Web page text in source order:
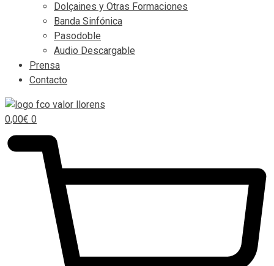
Dolçaines y Otras Formaciones
Banda Sinfónica
Pasodoble
Audio Descargable
Prensa
Contacto
0,00€ 0